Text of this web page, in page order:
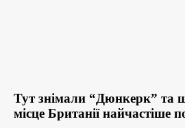
Тут знімали “Дюнкерк” та
місце Британії найчастіше